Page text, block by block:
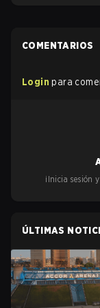
COMENTARIOS
Login para
¡Inicia sesión
ÚLTIMAS